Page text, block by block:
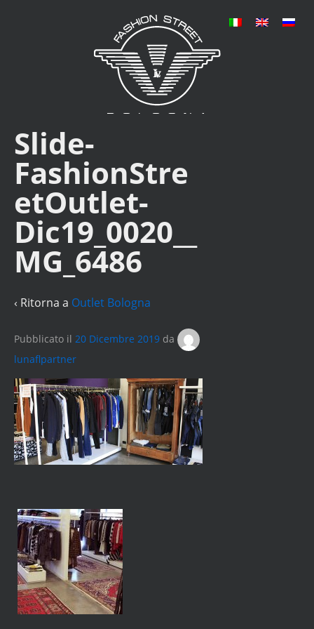
Slide-
FashionStre
etOutlet-
Dic19_0020__
MG_6486
‹ Ritorna a Outlet Bologna
Pubblicato il 20 Dicembre 2019 da
lunaflpartner